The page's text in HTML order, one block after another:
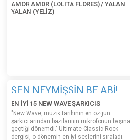
AMOR AMOR (LOLITA FLORES) / YALAN
YALAN (YELİZ)
SEN NEYMİŞSİN BE ABİ!
EN İYİ 15 NEW WAVE ŞARKICISI
"New Wave, müzik tarihinin en özgün
şarkıcılarından bazılarının mikrofonun başına
geçtiği dönemdi." Ultimate Classic Rock
dergisi, o dönemin en iyi seslerini sıraladı.